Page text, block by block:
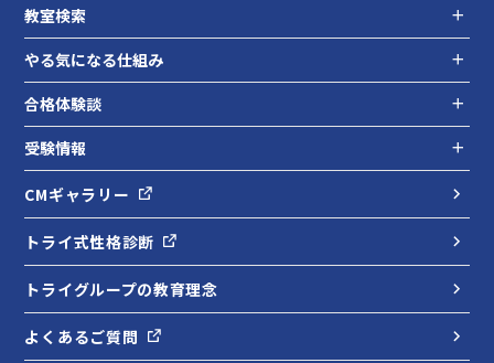
教室検索
やる気になる仕組み
合格体験談
受験情報
CMギャラリー
トライ式性格診断
トライグループの教育理念
よくあるご質問